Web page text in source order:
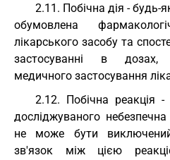
2.11. Побічна дія - будь-
обумовлена
лікарського засобу та
застосуванні в дозах,
медичного застосування
2.12. Побічна реакція
досліджуваного
не може бути виключений
зв'язок між цією